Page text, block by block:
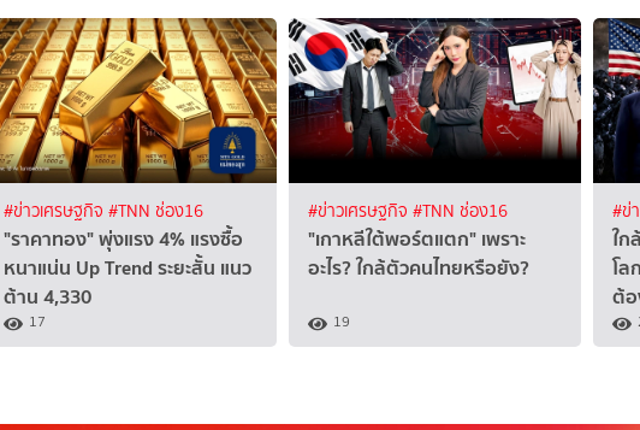
#ข่าวเศรษฐกิจ #TNN ช่อง16
"ราคาทอง" พุ่งแรง 4% แรงซื้อ
หนาแน่น Up Trend ระยะสั้น แนว
ต้าน 4,330
17
#ข่าวเศรษฐกิจ #TNN ช่อง16
"เกาหลีใต้พอร์ตแตก" เพราะ
อะไร? ใกล้ตัวคนไทยหรือยัง?
19
#ข่
ใ
โล
ต้